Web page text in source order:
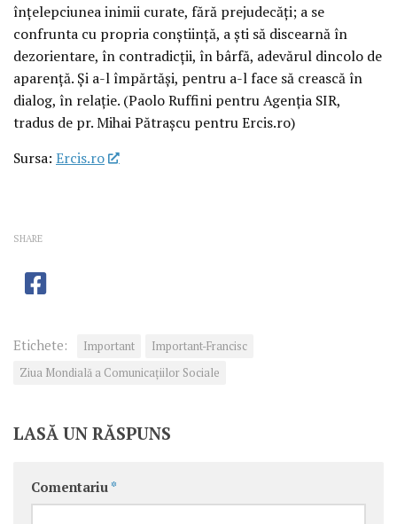
înțelepciunea inimii curate, fără prejudecăți; a se
confrunta cu propria conștiință, a ști să discearnă în
dezorientare, în contradicții, în bârfă, adevărul dincolo de
aparență. Și a-l împărtăși, pentru a-l face să crească în
dialog, în relație. (Paolo Ruffini pentru Agenția SIR,
tradus de pr. Mihai Pătrașcu pentru Ercis.ro)
Sursa: Ercis.ro
SHARE
Etichete: Important
Important-Francisc
Ziua Mondială a Comunicaţiilor Sociale
LASĂ UN RĂSPUNS
Comentariu *